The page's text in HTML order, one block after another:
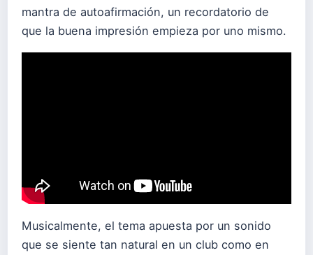
mantra de autoafirmación, un recordatorio de
que la buena impresión empieza por uno mismo.
Musicalmente, el tema apuesta por un sonido
que se siente tan natural en un club como en